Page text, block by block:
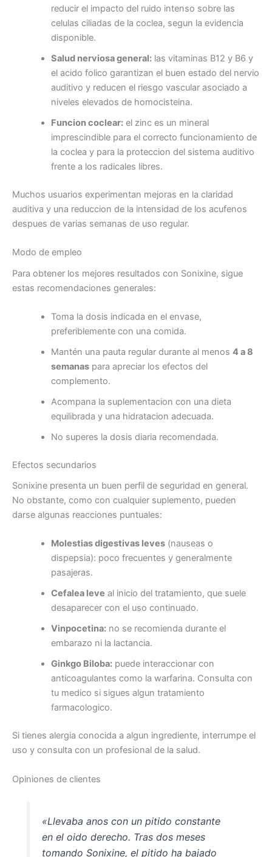
reducir el impacto del ruido intenso sobre las
celulas ciliadas de la coclea, segun la evidencia
disponible.
Salud nerviosa general:las vitaminas B12 y B6 y
el acido folico garantizan el buen estado del nervio
auditivo y reducen el riesgo vascular asociado a
niveles elevados de homocisteina.
Funcion coclear:el zinc es un mineral
imprescindible para el correcto funcionamiento de
la coclea y para la proteccion del sistema auditivo
frente a los radicales libres.
Muchos usuarios experimentan mejoras en la claridad
auditiva y una reduccion de la intensidad de los acufenos
despues de varias semanas de uso regular.
Modo de empleo
Para obtener los mejores resultados con Sonixine, sigue
estas recomendaciones generales:
Toma la dosis indicada en el envase,
preferiblemente con una comida.
Mantén una pauta regular durante al menos 4 a 8
semanaspara apreciar los efectos del
complemento.
Acompana la suplementacion con una dieta
equilibrada y una hidratacion adecuada.
No superes la dosis diaria recomendada.
Efectos secundarios
Sonixine presenta un buen perfil de seguridad en general.
No obstante, como con cualquier suplemento, pueden
darse algunas reacciones puntuales:
Molestias digestivas leves(nauseas o
dispepsia): poco frecuentes y generalmente
pasajeras.
Cefalea leve al inicio del tratamiento, que suele
desaparecer con el uso continuado.
Vinpocetina:no se recomienda durante el
embarazo ni la lactancia.
Ginkgo Biloba:puede interaccionar con
anticoagulantes como la warfarina. Consulta con
tu medico si sigues algun tratamiento
farmacologico.
Si tienes alergia conocida a algun ingrediente, interrumpe el
uso y consulta con un profesional de la salud.
Opiniones de clientes
«Llevaba anos con un pitido constante
en el oido derecho. Tras dos meses
tomando Sonixine, el pitido ha bajado